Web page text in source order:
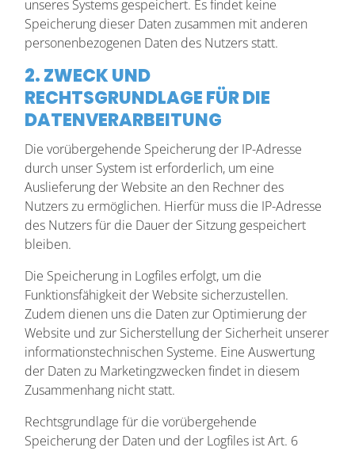
unseres Systems gespeichert. Es findet keine
Speicherung dieser Daten zusammen mit anderen
personenbezogenen Daten des Nutzers statt.
2. ZWECK UND
RECHTSGRUNDLAGE FÜR DIE
DATENVERARBEITUNG
Die vorübergehende Speicherung der IP-Adresse
durch unser System ist erforderlich, um eine
Auslieferung der Website an den Rechner des
Nutzers zu ermöglichen. Hierfür muss die IP-Adresse
des Nutzers für die Dauer der Sitzung gespeichert
bleiben.
Die Speicherung in Logfiles erfolgt, um die
Funktionsfähigkeit der Website sicherzustellen.
Zudem dienen uns die Daten zur Optimierung der
Website und zur Sicherstellung der Sicherheit unserer
informationstechnischen Systeme. Eine Auswertung
der Daten zu Marketingzwecken findet in diesem
Zusammenhang nicht statt.
Rechtsgrundlage für die vorübergehende
Speicherung der Daten und der Logfiles ist Art. 6